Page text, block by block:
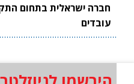
חברה ישראלית בתחום
עובדים